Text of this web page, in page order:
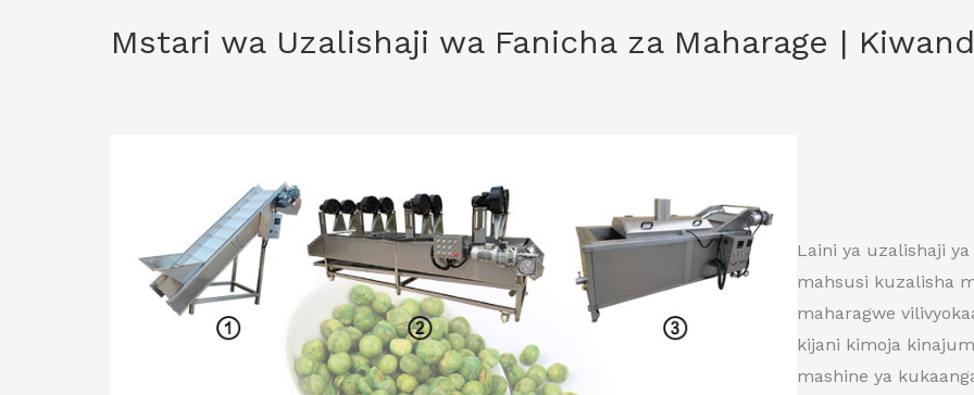
Mstari wa Uzalishaji wa Fanicha za Maharage |
Laini ya uzalishaji
mahsusi kuzalisha
maharagwe
kijani kimoja
mashine ya